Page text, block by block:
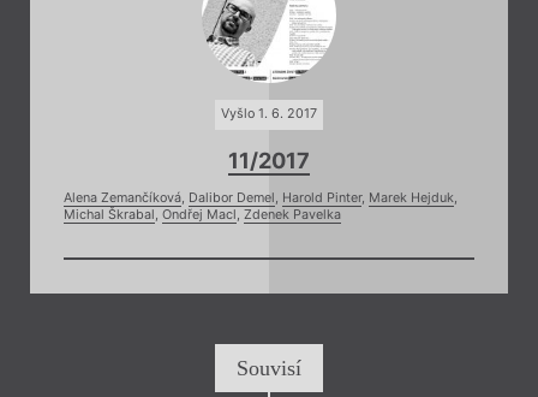
Vyšlo 1. 6. 2017
11/2017
Alena Zemančíková, Dalibor Demel, Harold Pinter, Marek Hejduk,
Michal Škrabal, Ondřej Macl, Zdenek Pavelka
Souvisí